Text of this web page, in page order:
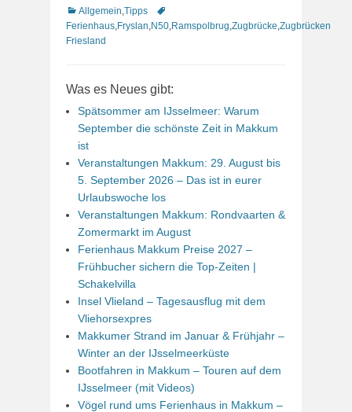
Kategorien
Allgemein Tipps
Schlagworte
Ferienhaus Fryslan N50 Ramspolbrug Zugbrücke Zugbrücken
Friesland
Was es Neues gibt:
Spätsommer am IJsselmeer: Warum
September die schönste Zeit in Makkum
ist
Veranstaltungen Makkum: 29. August bis
5. September 2026 – Das ist in eurer
Urlaubswoche los
Veranstaltungen Makkum: Rondvaarten &
Zomermarkt im August
Ferienhaus Makkum Preise 2027 –
Frühbucher sichern die Top-Zeiten |
Schakelvilla
Insel Vlieland – Tagesausflug mit dem
Vliehorsexpres
Makkumer Strand im Januar & Frühjahr –
Winter an der IJsselmeerküste
Bootfahren in Makkum – Touren auf dem
IJsselmeer (mit Videos)
Vögel rund ums Ferienhaus in Makkum –